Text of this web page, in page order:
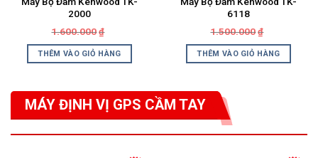
2000
1.600.000 ₫
là:
1.600.000₫.
tại
là:
THÊM VÀO GIỎ HÀNG
6118
1.500.000 ₫
là:
1.500.000₫.
tại
là:
THÊM VÀO GIỎ HÀNG
MÁY ĐỊNH VỊ GPS CẦM TAY